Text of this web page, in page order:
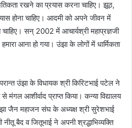
रखने का प्रयास करना चाहिए। झूठ,
होना चाहिए। आदमी को अपने जीवन में
सन् 2002 में आचार्यश्री महाप्रज्ञजी
आना हो गया। उंझा के लोगों में धार्मिकता
उंझा के विधायक श्री किरिटभाई पटेल ने
मंगल आशीर्वाद प्राप्त किया। कन्या विद्यालय
जैन महाजन संघ के अध्यक्ष श्री सुरेशभाई
नीतू बैद व जितूभाई ने अपनी श्रद्धाभिव्यक्ति